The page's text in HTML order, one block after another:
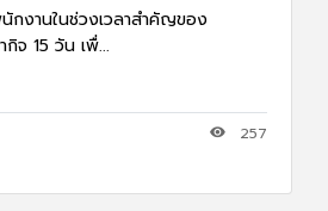
งานในช่วงเวลาสำคัญของ
จ 15 วัน เพื่...
257